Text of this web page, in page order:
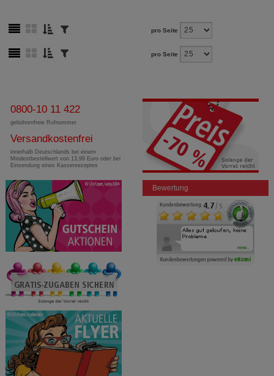
pro Seite
pro Seite
0800-10 11 422
gebührenfreie Rufnummer
Versandkostenfrei
innerhalb Deutschlands bei einem
Mindestbestellwert von 13,99 Euro oder bei
Einsendung eines Kassenrezeptes
Bewertung